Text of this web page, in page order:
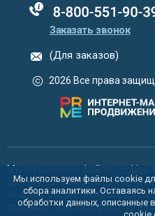
88005555550
Заказать звонок
(Для заказов)
2026 Все права
Мы используем файлы cookies
для улучшения функционала
анализа статистики
соглашаетесь на обработку
Мы используем файлы cookie
сбора аналитики. Оставаясь
обработки данных, описанные